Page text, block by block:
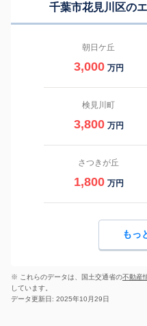
千葉市花見川区の
朝日ケ丘
3,000 万円
検見川町
3,800 万円
さつきが丘
1,800 万円
もっ
※ これらのデータは、国土交通省の不動産
しています。
データ更新日: 2025年10月29日